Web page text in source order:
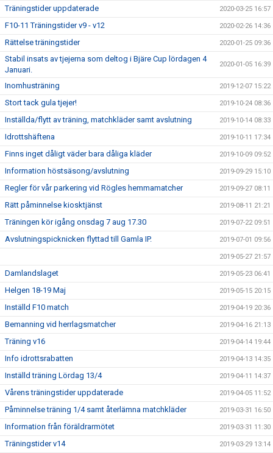
Träningstider uppdaterade 2020-03-25 16:57
F10-11 Träningstider v9 - v12 2020-02-26 14:36
Rättelse träningstider 2020-01-25 09:36
Stabil insats av tjejerna som deltog i Bjäre Cup lördagen 4
Januari.
2020-01-05 16:39
Inomhusträning 2019-12-07 15:22
Stort tack gula tjejer! 2019-10-24 08:36
Inställda/flytt av träning, matchkläder samt avslutning 2019-10-14 08:33
Idrottshäftena 2019-10-11 17:34
Finns inget dåligt väder bara dåliga kläder 2019-10-09 09:52
Information höstsäsong/avslutning 2019-09-29 15:10
Regler för vår parkering vid Rögles hemmamatcher 2019-09-27 08:11
Rätt påminnelse kiosktjänst 2019-08-11 21:21
Träningen kör igång onsdag 7 aug 17.30 2019-07-22 09:51
Avslutningspicknicken flyttad till Gamla IP. 2019-07-01 09:56
2019-05-27 21:57
Damlandslaget 2019-05-23 06:41
Helgen 18-19 Maj 2019-05-15 20:15
Inställd F10 match 2019-04-19 20:36
Bemanning vid herrlagsmatcher 2019-04-16 21:13
Träning v16 2019-04-14 19:44
Info idrottsrabatten 2019-04-13 14:35
Inställd träning Lördag 13/4 2019-04-11 14:37
Vårens träningstider uppdaterade 2019-04-05 11:52
Påminnelse träning 1/4 samt återlämna matchkläder 2019-03-31 16:50
Information från föräldrarmötet 2019-03-31 11:30
Träningstider v14 2019-03-29 13:14